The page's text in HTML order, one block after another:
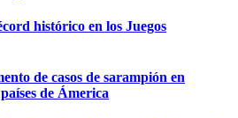
histórico en los Juegos
de casos de sarampión en
de Ámerica